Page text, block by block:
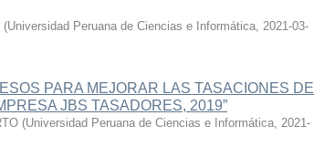
(Universidad Peruana de Ciencias e Informática, 2021-03-
PARA MEJORAR LAS TASACIONES DE
JBS TASADORES, 2019”
(Universidad Peruana de Ciencias e Informática, 2021-